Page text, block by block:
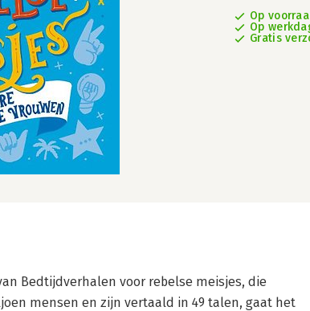
Op
Op
Gratis
Bedtijdverhalen voor rebelse meisjes, die
mensen en zijn vertaald in 49 talen, gaat het